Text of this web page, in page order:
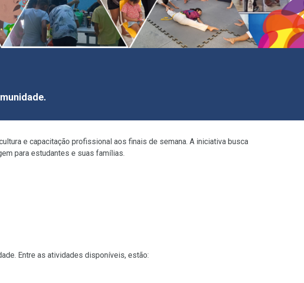
e capacitação profissional aos finais de semana. A iniciativa busca
para estudantes e suas famílias.
Entre as atividades disponíveis, estão: